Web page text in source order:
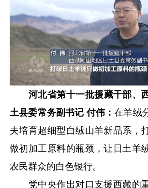
河北省第十一批援藏干部、
土县委常务副书记 付伟：在羊绒
夫培育超细型白绒山羊新品系，
做初加工原料的瓶颈，让日土羊
农民群众的白色银行。
党中央作出对口支援西藏的